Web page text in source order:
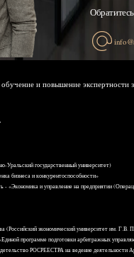
и повышение экспертности
государственный университет)
бизнеса и конкурентоспособности»
- «Экономика и управление на предприятии
(Российский экономический университет им. Г.В.
программе подготовки арбитражных
РОСРЕЕСТРА на ведение деятельности